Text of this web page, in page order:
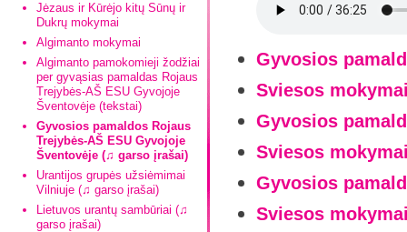
Jėzaus ir Kūrėjo kitų Sūnų ir
Dukrų mokymai
Algimanto mokymai
Algimanto pamokomieji žodžiai
per gyvąsias pamaldas Rojaus
Trejybės-AŠ ESU Gyvojoje
Šventovėje (tekstai)
Gyvosios pamaldos Rojaus
Trejybės-AŠ ESU Gyvojoje
Šventovėje (♫ garso įrašai)
Urantijos grupės užsiėmimai
Vilniuje (♫ garso įrašai)
Lietuvos urantų sambūriai (♫
garso įrašai)
Gyvosios
Sviesos
Gyvosios
Sviesos
Gyvosios
Sviesos